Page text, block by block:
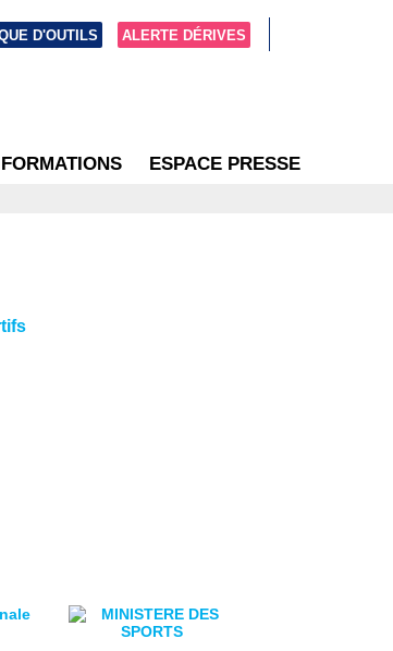
D'OUTILS ALERTE DÉRIVES
FORMATIONS ESPACE PRESSE